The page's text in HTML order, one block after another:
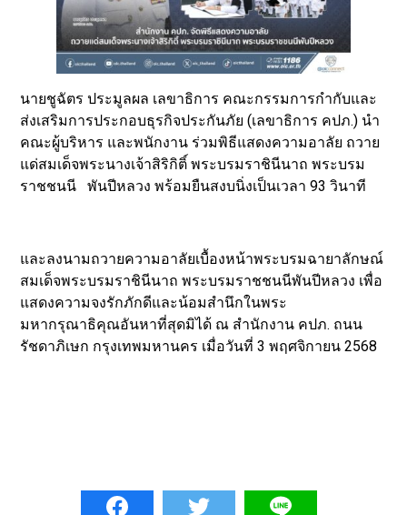
นายชูฉัตร ประมูลผล เลขาธิการ คณะกรรมการกำกับและ
ส่งเสริมการประกอบธุรกิจประกันภัย (เลขาธิการ คปภ.) นำ
คณะผู้บริหาร และพนักงาน ร่วมพิธีแสดงความอาลัย ถวาย
แด่สมเด็จพระนางเจ้าสิริกิติ์ พระบรมราชินีนาถ พระบรม
ราชชนนี พันปีหลวง พร้อมยืนสงบนิ่งเป็นเวลา 93 วินาที
และลงนามถวายความอาลัยเบื้องหน้าพระบรมฉายาลักษณ์
สมเด็จพระบรมราชินีนาถ พระบรมราชชนนีพันปีหลวง เพื่อ
แสดงความจงรักภักดีและน้อมสำนึกในพระ
มหากรุณาธิคุณอันหาที่สุดมิได้ ณ สำนักงาน คปภ. ถนน
รัชดาภิเษก กรุงเทพมหานคร เมื่อวันที่ 3 พฤศจิกายน 2568